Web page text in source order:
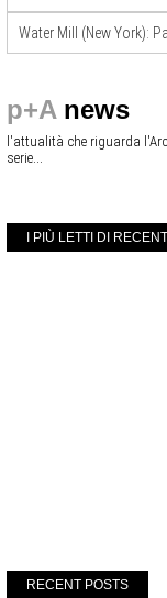
Water Mill (New York):
p+A news
l'attualità che riguarda
serie...
I PIÙ LETTI DI
RECENT POSTS